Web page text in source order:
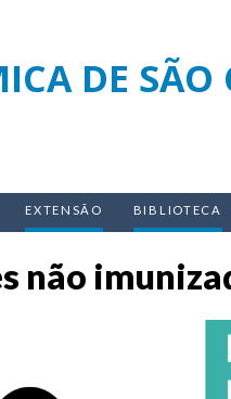
DE SÃO
EXTENSÃO BIBLIOTECA
não